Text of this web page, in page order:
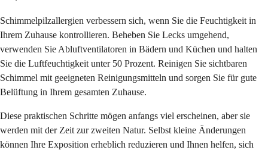
Schimmelpilzallergien verbessern sich, wenn Sie die Feuchtigkeit in
Ihrem Zuhause kontrollieren. Beheben Sie Lecks umgehend,
verwenden Sie Abluftventilatoren in Bädern und Küchen und halten
Sie die Luftfeuchtigkeit unter 50 Prozent. Reinigen Sie sichtbaren
Schimmel mit geeigneten Reinigungsmitteln und sorgen Sie für gute
Belüftung in Ihrem gesamten Zuhause.
Diese praktischen Schritte mögen anfangs viel erscheinen, aber sie
werden mit der Zeit zur zweiten Natur. Selbst kleine Änderungen
können Ihre Exposition erheblich reduzieren und Ihnen helfen, sich